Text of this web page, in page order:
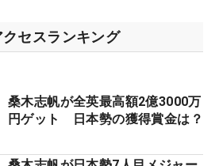
セスランキング
桑木志帆が全英最高額2億3000万
円ゲット 日本勢の獲得賞金は？